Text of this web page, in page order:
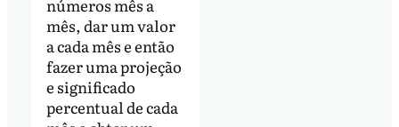
números mês a
mês, dar um valor
a cada mês e então
fazer uma projeção
e significado
percentual de cada